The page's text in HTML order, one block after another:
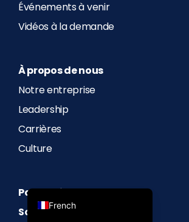
Événements à venir
Vidéos à la demande
À propos de nous
Notre entreprise
Leadership
Carrières
Culture
Partenaires
SoutienFrench
German
Japanese
Polish
Portuguese (Brazil)
Portuguese (Portugal)